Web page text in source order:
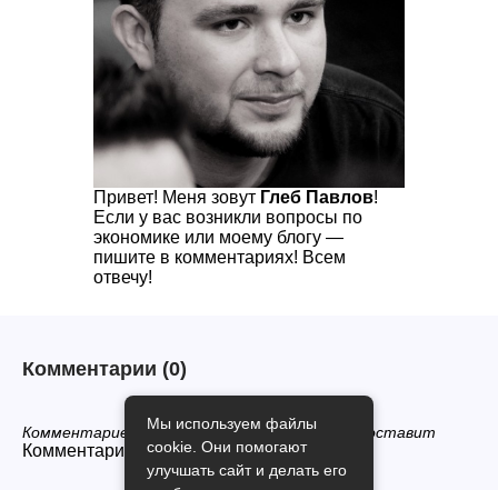
Привет! Меня зовут Глеб Павлов!
Если у вас возникли вопросы по
экономике или моему блогу —
пишите в комментариях! Всем
отвечу!
Комментарии (0)
Комментариев нет, будьте первым кто его оставит
Комментарии закрыты.
Мы используем файлы
cookie. Они помогают
улучшать сайт и делать его